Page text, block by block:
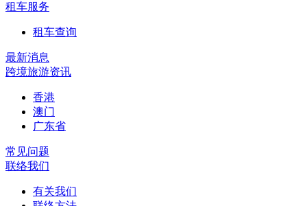
租车服务
租车查询
最新消息
跨境旅游资讯
香港
澳门
广东省
常见问题
联络我们
有关我们